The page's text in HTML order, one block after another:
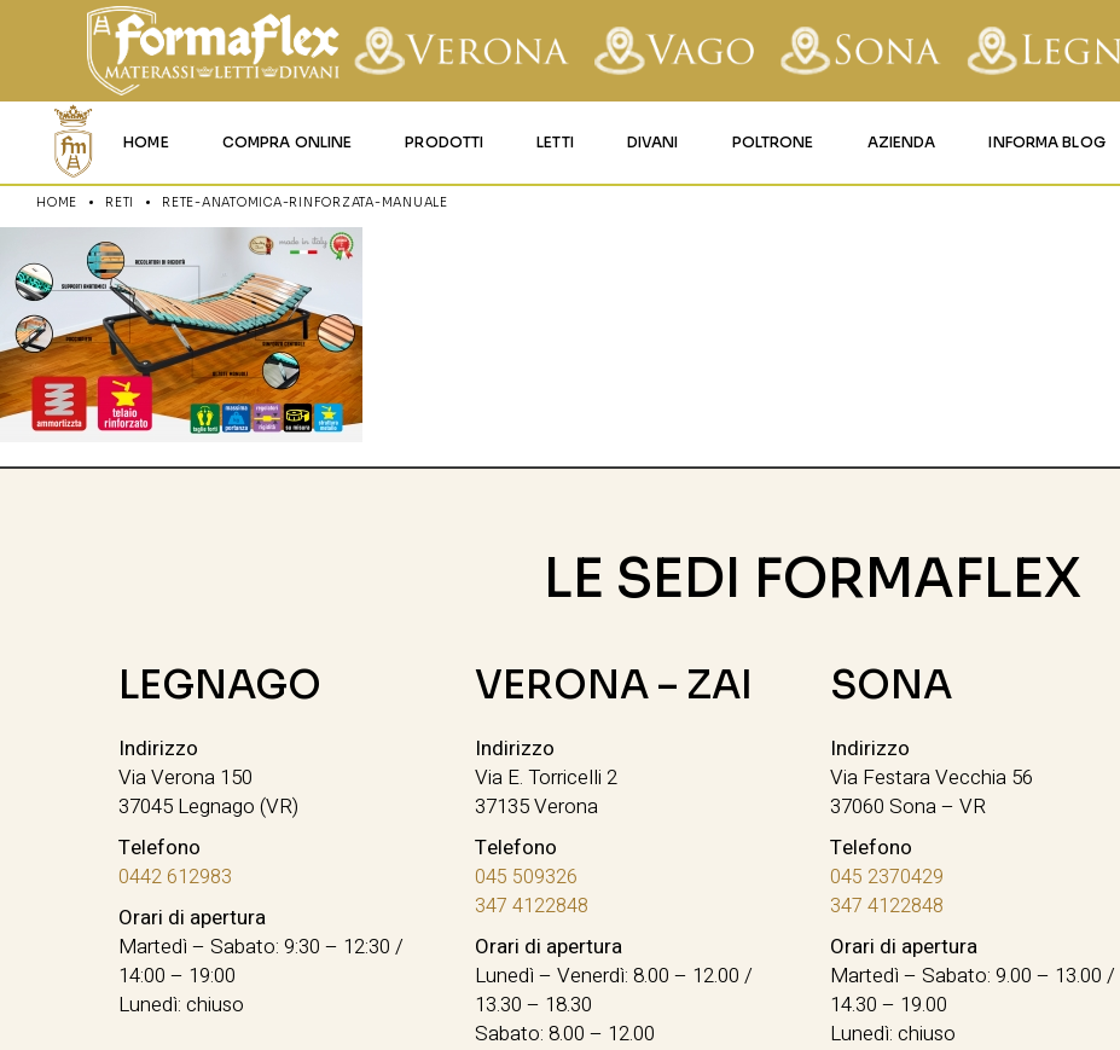
HOME COMPRA ONLINE PRODOTTI LETTI DIVANI POLTRONE AZIENDA INFORMA BLOG
HOME RETI RETE-ANATOMICA-RINFORZATA-MANUALE
LE SEDI FORMAFLEX
LEGNAGO
Indirizzo
Via Verona 150
37045 Legnago (VR)
Telefono
0442 612983
Orari di apertura
Martedì – Sabato: 9:30 – 12:30 /
14:00 – 19:00
Lunedì: chiuso
VERONA – ZAI
Indirizzo
Via E. Torricelli 2
37135 Verona
Telefono
045 509326
347 4122848
Orari di apertura
Lunedì – Venerdì: 8.00 – 12.00 /
13.30 – 18.30
Sabato: 8.00 – 12.00
SONA
Indirizzo
Via Festara Vecchia 56
37060 Sona – VR
Telefono
045 2370429
347 4122848
Orari di apertura
Martedì – Sabato: 9.00 – 13.00 /
14.30 – 19.00
Lunedì: chiuso